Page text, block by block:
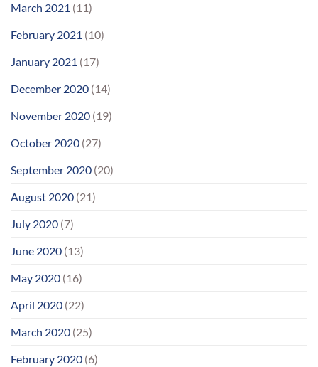
March 2021 (11)
February 2021 (10)
January 2021 (17)
December 2020 (14)
November 2020 (19)
October 2020 (27)
September 2020 (20)
August 2020 (21)
July 2020 (7)
June 2020 (13)
May 2020 (16)
April 2020 (22)
March 2020 (25)
February 2020 (6)